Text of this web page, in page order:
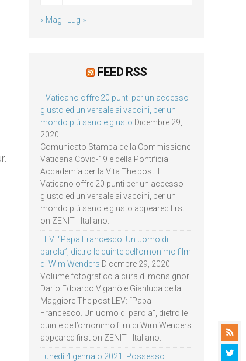
« Mag Lug »
FEED RSS
Il Vaticano offre 20 punti per un accesso
giusto ed universale ai vaccini, per un
mondo più sano e giusto Dicembre 29,
2020
Comunicato Stampa della Commissione
Vaticana Covid-19 e della Pontificia
Accademia per la Vita The post Il
Vaticano offre 20 punti per un accesso
giusto ed universale ai vaccini, per un
mondo più sano e giusto appeared first
on ZENIT - Italiano.
LEV: “Papa Francesco. Un uomo di
parola”, dietro le quinte dell’omonimo film
di Wim Wenders Dicembre 29, 2020
Volume fotografico a cura di monsignor
Dario Edoardo Viganò e Gianluca della
Maggiore The post LEV: “Papa
Francesco. Un uomo di parola”, dietro le
quinte dell’omonimo film di Wim Wenders
appeared first on ZENIT - Italiano.
Lunedì 4 gennaio 2021: Possesso